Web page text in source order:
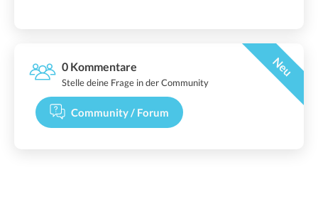
0 Kommentare Neu
Stelle deine Frage in der Community
Community / Forum